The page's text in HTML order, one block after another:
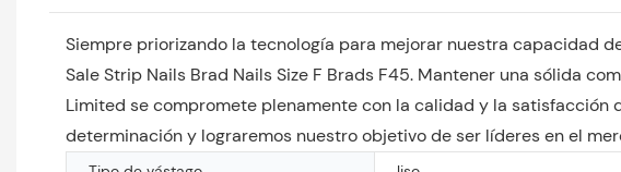
Siempre priorizando la tecnología para mejorar nuestra capacidad
Sale Strip Nails Brad Nails Size F Brads F45. Mantener una sólida
Limited se compromete plenamente con la calidad y la satisfacción
determinación y lograremos nuestro objetivo de ser líderes en el